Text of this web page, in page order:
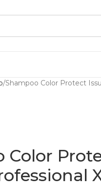
Shampoo Color Protect
Color